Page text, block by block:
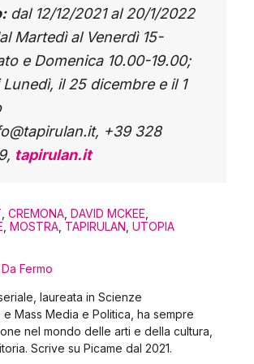
dal 12/12/2021 al 20/1/2022
Martedì al Venerdì 15-
e Domenica 10.00-19.00;
il 25 dicembre e il 1
+39 328
tapirulan.it
, CREMONA, DAVID MCKEE,
, MOSTRA, TAPIRULAN, UTOPIA
Fermo
laureata in Scienze
Mass Media e Politica, ha sempre
nel mondo delle arti e della cultura,
Scrive su Picame dal 2021.